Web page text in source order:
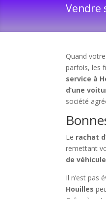
Vendre
Quand
parfois, les
service à
d’une
société
Le rachat
remettant
de
Il n’est pas
Houilles